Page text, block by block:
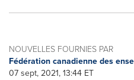
NOUVELLES FOURNIES PAR
Fédération canadienne des
07 sept, 2021, 13:44 ET